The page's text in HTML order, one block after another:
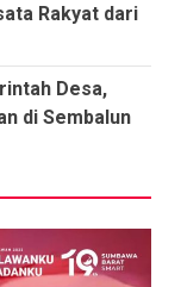
Rakyat dari
Desa,
di Sembalun